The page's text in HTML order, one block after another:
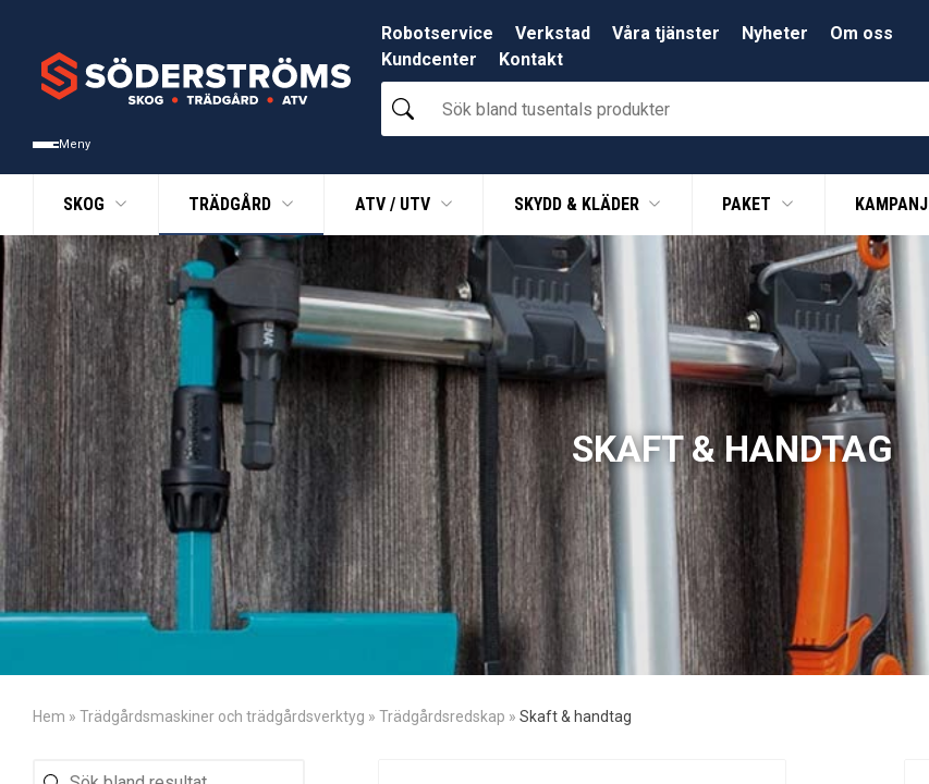
Meny
Robotservice Verkstad Våra tjänster Nyheter
Om oss
Kundcenter
Kontakt
Sök
bland
produkter
SKOG TRÄDGÅRD ATV / UTV SKYDD & KLÄDER PAKET KAMPANJ
SKAFT & HANDTAG
Hem » Trädgårdsmaskiner och trädgårdsverktyg » Trädgårdsredskap » Skaft & handtag